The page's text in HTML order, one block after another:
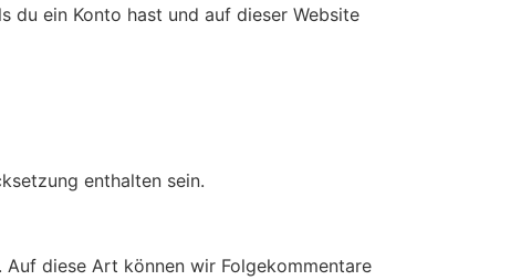
du ein Konto hast und auf dieser Website
enthalten sein.
diese Art können wir Folgekommentare